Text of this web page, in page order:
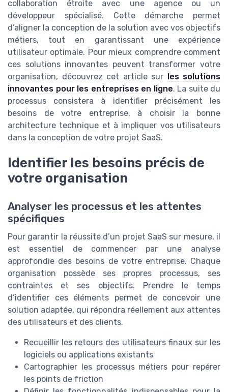
collaboration étroite avec une agence ou un
développeur spécialisé. Cette démarche permet
d’aligner la conception de la solution avec vos objectifs
métiers, tout en garantissant une expérience
utilisateur optimale. Pour mieux comprendre comment
ces solutions innovantes peuvent transformer votre
organisation, découvrez cet article sur les solutions
innovantes pour les entreprises en ligne. La suite du
processus consistera à identifier précisément les
besoins de votre entreprise, à choisir la bonne
architecture technique et à impliquer vos utilisateurs
dans la conception de votre projet SaaS.
Identifier les besoins précis de
votre organisation
Analyser les processus et les attentes
spécifiques
Pour garantir la réussite d’un projet SaaS sur mesure, il
est essentiel de commencer par une analyse
approfondie des besoins de votre entreprise. Chaque
organisation possède ses propres processus, ses
contraintes et ses objectifs. Prendre le temps
d’identifier ces éléments permet de concevoir une
solution adaptée, qui répondra réellement aux attentes
des utilisateurs et des clients.
Recueillir les retours des utilisateurs finaux sur les
logiciels ou applications existants
Cartographier les processus métiers pour repérer
les points de friction